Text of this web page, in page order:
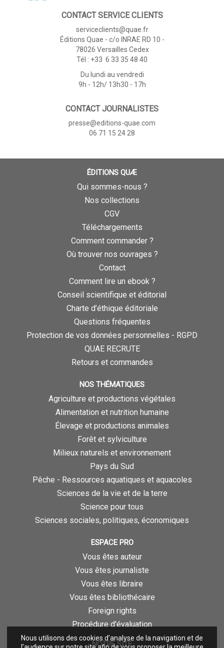
Nous utilisons des cookies d’analyse de la navigation et de
CONTACT SERVICE CLIENTS
serviceclients@quae.fr
Éditions Quae - c/o INRAE RD 10 -
78026 Versailles Cedex
Tél : +33 6 33 35 48 40
Du lundi au vendredi
9h - 12h/ 13h30 - 17h
CONTACT JOURNALISTES
presse@editions-quae.com
06 71 15 24 28
ÉDITIONS QUÆ
Qui sommes-nous ?
Nos collections
CGV
Téléchargements
Comment commander ?
Où trouver nos ouvrages ?
Contact
Comment lire un ebook ?
Conseil scientifique et éditorial
Charte d’éthique éditoriale
Questions fréquentes
Protection de vos données personnelles - RGPD
QUAE RECRUTE
Retours et commandes
NOS THÉMATIQUES
Agriculture et productions végétales
Alimentation et nutrition humaine
Élevage et productions animales
Forêt et sylviculture
Milieux naturels et environnement
Pays du Sud
Pêche - Ressources aquatiques et aquacoles
Sciences de la vie et de la terre
Science pour tous
Sciences sociales, politiques, économiques
ESPACE PRO
Vous êtes auteur
Vous êtes journaliste
Vous êtes libraire
Vous êtes bibliothécaire
Foreign rights
Procédure d'évaluation
NOTRE SITE